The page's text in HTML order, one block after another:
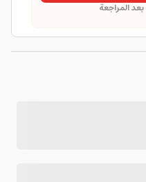
المراجعة